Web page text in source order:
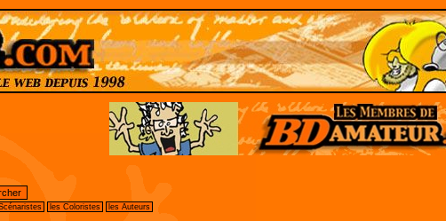
les Coloristes les Auteurs